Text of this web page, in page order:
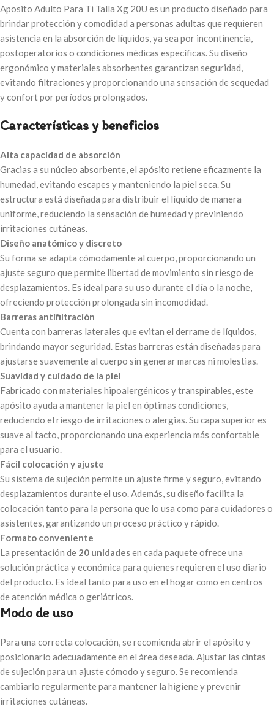
Aposito Adulto Para Ti Talla Xg 20U es un producto diseñado para
brindar protección y comodidad a personas adultas que requieren
asistencia en la absorción de líquidos, ya sea por incontinencia,
postoperatorios o condiciones médicas específicas. Su diseño
ergonómico y materiales absorbentes garantizan seguridad,
evitando filtraciones y proporcionando una sensación de sequedad
y confort por períodos prolongados.
Características y beneficios
Alta capacidad de absorción
Gracias a su núcleo absorbente, el apósito retiene eficazmente la
humedad, evitando escapes y manteniendo la piel seca. Su
estructura está diseñada para distribuir el líquido de manera
uniforme, reduciendo la sensación de humedad y previniendo
irritaciones cutáneas.
Diseño anatómico y discreto
Su forma se adapta cómodamente al cuerpo, proporcionando un
ajuste seguro que permite libertad de movimiento sin riesgo de
desplazamientos. Es ideal para su uso durante el día o la noche,
ofreciendo protección prolongada sin incomodidad.
Barreras antifiltración
Cuenta con barreras laterales que evitan el derrame de líquidos,
brindando mayor seguridad. Estas barreras están diseñadas para
ajustarse suavemente al cuerpo sin generar marcas ni molestias.
Suavidad y cuidado de la piel
Fabricado con materiales hipoalergénicos y transpirables, este
apósito ayuda a mantener la piel en óptimas condiciones,
reduciendo el riesgo de irritaciones o alergias. Su capa superior es
suave al tacto, proporcionando una experiencia más confortable
para el usuario.
Fácil colocación y ajuste
Su sistema de sujeción permite un ajuste firme y seguro, evitando
desplazamientos durante el uso. Además, su diseño facilita la
colocación tanto para la persona que lo usa como para cuidadores o
asistentes, garantizando un proceso práctico y rápido.
Formato conveniente
La presentación de 20 unidadesen cada paquete ofrece una
solución práctica y económica para quienes requieren el uso diario
del producto. Es ideal tanto para uso en el hogar como en centros
de atención médica o geriátricos.
Modo de uso
Para una correcta colocación, se recomienda abrir el apósito y
posicionarlo adecuadamente en el área deseada. Ajustar las cintas
de sujeción para un ajuste cómodo y seguro. Se recomienda
cambiarlo regularmente para mantener la higiene y prevenir
irritaciones cutáneas.